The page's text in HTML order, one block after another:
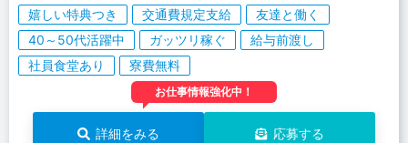
嬉しい特典つき
交通費規定支給
友達と働く
40～50代活躍中
ガッツリ稼ぐ
給与前渡し
社員食堂あり
寮費無料
お仕事情報強化中！
詳細をみる 応募する